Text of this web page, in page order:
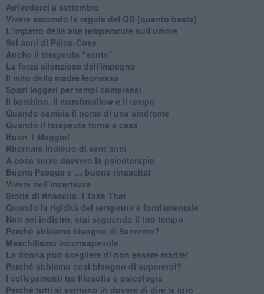
​Arrivederci a settembre
​Vivere secondo la regola del QB (quanto basta)
​L'impatto delle alte temperature sull’umore
Sei anni di Psico-Cose
​Anche il terapeuta “sente”
​La forza silenziosa dell'impegno
​Il mito della madre leonessa
Spazi leggeri per tempi complessi
Il bambino, il marshmallow e il tempo
​Quando cambia il nome di una sindrome
​Quando il terapeuta torna a casa
​Buon 1 Maggio!
Ritornare indietro di vent’anni
​A cosa serve davvero la psicoterapia
​Buona Pasqua e … buona rinascita!
​Vivere nell’incertezza
​Storie di rinascita: i Take That
​Quando la rigidità del terapeuta è fondamentale
​Non sei indietro, stai seguendo il tuo tempo
​Perché abbiamo bisogno di Sanremo?
​Maschilismo inconsapevole
​La donna può scegliere di non essere madre!
​Perché abbiamo così bisogno di supereroi?
​I collegamenti tra filosofia e psicologia
​Perché tutti si sentono in dovere di dire la loro